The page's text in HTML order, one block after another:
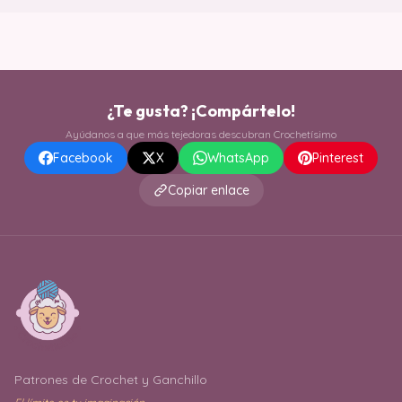
¿Te gusta? ¡Compártelo!
Ayúdanos a que más tejedoras descubran Crochetísimo
Facebook X WhatsApp
Pinterest
Copiar enlace
Patrones de Crochet y Ganchillo